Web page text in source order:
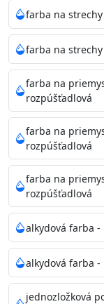
Neaplikujte pri
pri relatívnej
Nepoužitá farba
bezpečnú
Riedenie: do
Doba schnutia
Doba na druhý
Balenie : 750ml,
Výdatnosť na
Aplikácia:
Povrchová
Je možné
Merná hmotnosť
Čistenie: vodou
farba na strechy
farba na
farba na
rozpúšťadlová
farba na
rozpúšťadlová
farba na
rozpúšťadlová
alkydová farba -
alkydová farba -
jednozložková